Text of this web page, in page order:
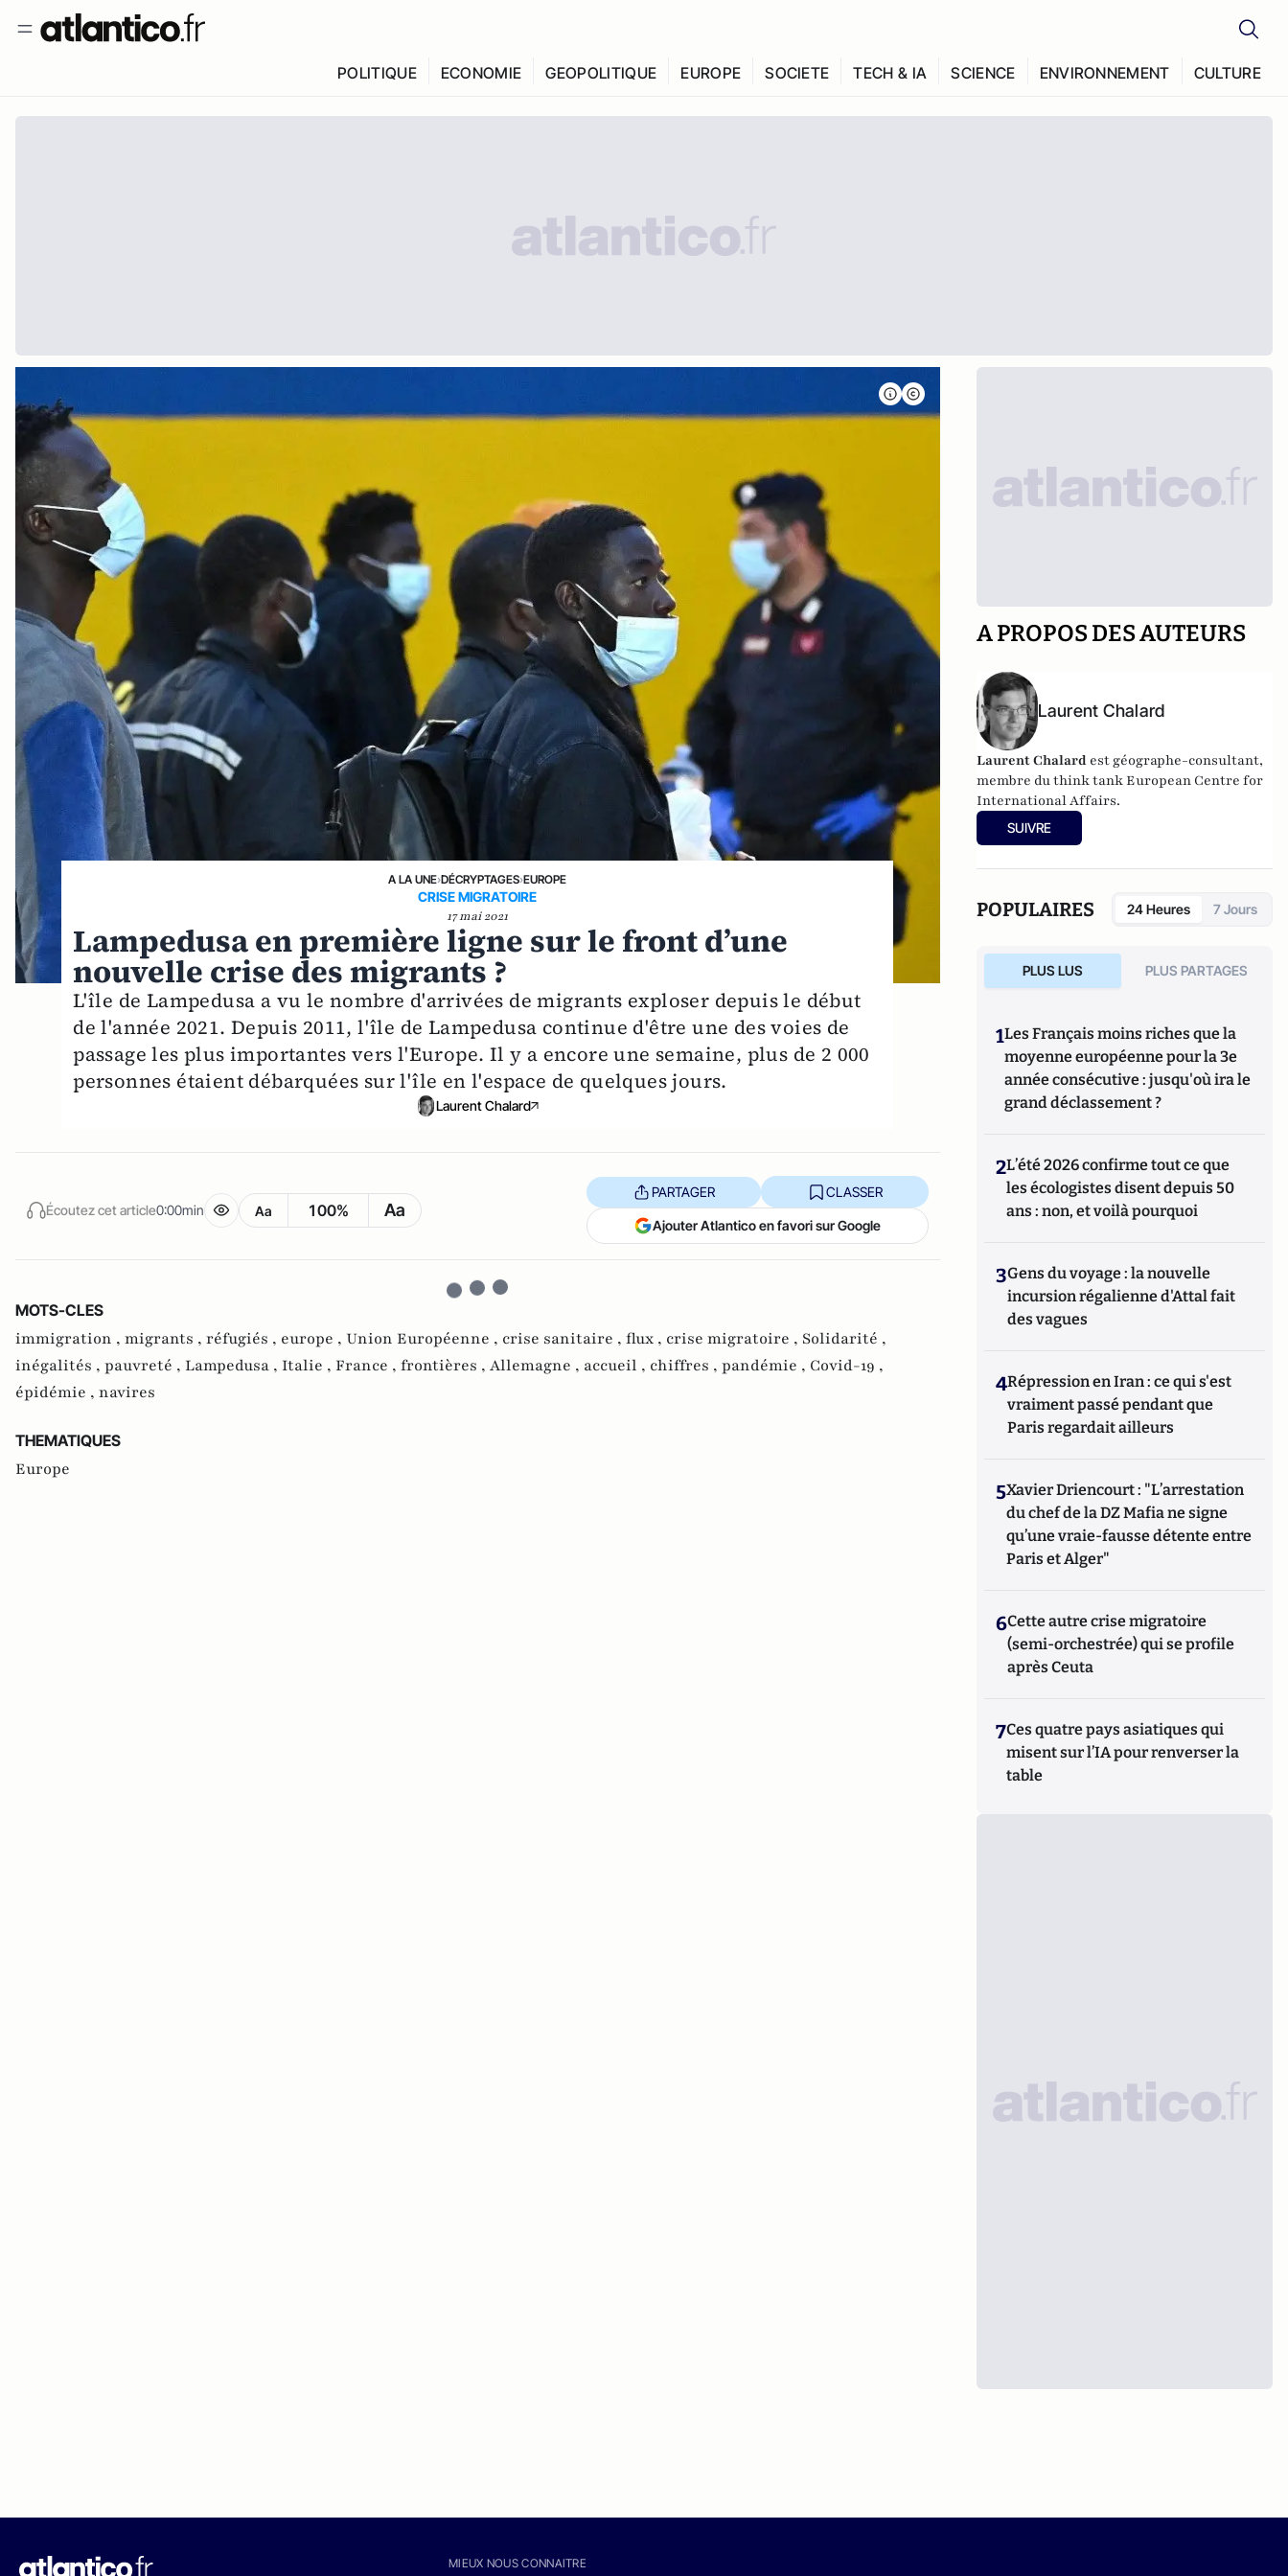
POLITIQUE ECONOMIE GEOPOLITIQUE EUROPE SOCIETE TECH & IA SCIENCE ENVIRONNEMENT CULTURE
A LA UNE›DÉCRYPTAGES›EUROPE
CRISE MIGRATOIRE
17 mai 2021
Lampedusa en première ligne sur le front d’une
nouvelle crise des migrants ?
L'île de Lampedusa a vu le nombre d'arrivées de migrants exploser depuis le début
de l'année 2021. Depuis 2011, l'île de Lampedusa continue d'être une des voies de
passage les plus importantes vers l'Europe. Il y a encore une semaine, plus de 2 000
personnes étaient débarquées sur l'île en l'espace de quelques jours.
Laurent Chalard
Écoutez cet article0:00min Aa 100% Aa
PARTAGER CLASSER
Ajouter Atlantico en favori sur Google
MOTS-CLES
immigration , migrants , réfugiés , europe , Union Européenne , crise sanitaire , flux , crise migratoire , Solidarité ,
inégalités , pauvreté , Lampedusa , Italie , France , frontières , Allemagne , accueil , chiffres , pandémie , Covid-19 ,
épidémie , navires
THEMATIQUES
Europe
A PROPOS DES AUTEURS
Laurent Chalard
Laurent Chalard est géographe-consultant,
membre du think tankEuropean Centre for
International Affairs.
SUIVRE
POPULAIRES 24 Heures 7 Jours
PLUS LUS PLUS PARTAGES
1Les Français moins riches que la
moyenne européenne pour la 3e
année consécutive : jusqu'où ira le
grand déclassement ?
2L’été 2026 confirme tout ce que
les écologistes disent depuis 50
ans : non, et voilà pourquoi
3Gens du voyage : la nouvelle
incursion régalienne d'Attal fait
des vagues
4Répression en Iran : ce qui s'est
vraiment passé pendant que
Paris regardait ailleurs
5Xavier Driencourt : "L’arrestation
du chef de la DZ Mafia ne signe
qu’une vraie-fausse détente entre
Paris et Alger"
6Cette autre crise migratoire
(semi-orchestrée) qui se profile
après Ceuta
7Ces quatre pays asiatiques qui
misent sur l’IA pour renverser la
table
MIEUX NOUS CONNAITRE